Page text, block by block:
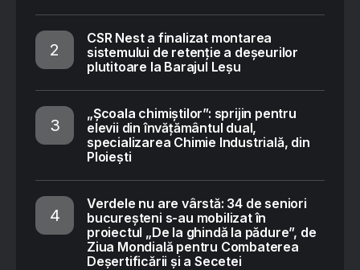
CSR Nest a finalizat montarea
sistemului de retenție a deșeurilor
plutitoare la Barajul Leșu
„Școala chimiștilor”: sprijin pentru
elevii din învățământul dual,
specializarea Chimie Industrială, din
Ploiești
Verdele nu are vârstă: 34 de seniori
bucureșteni s-au mobilizat în
proiectul „De la ghindă la pădure”, de
Ziua Mondială pentru Combaterea
Deșertificării și a Secetei